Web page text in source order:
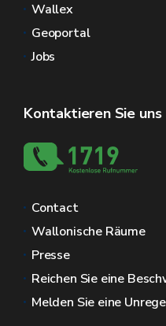
Wallex
Geoportal
Jobs
Kontaktieren Sie uns
Contact
Wallonische Räume
Presse
Reichen Sie eine
Melden Sie eine